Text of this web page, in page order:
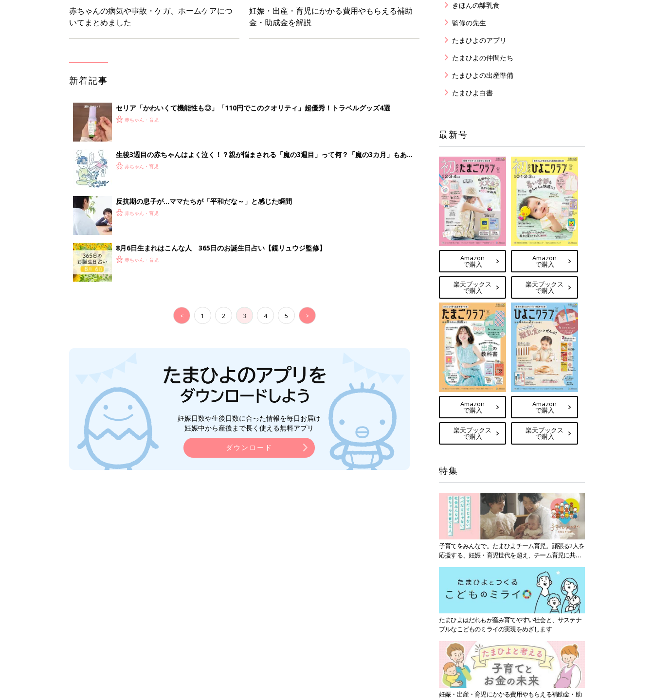
赤ちゃんの病気や事故・ケガ、ホームケアにつ
いてまとめました
妊娠・出産・育児にかかる費用やもらえる補助
金・助成金を解説
新着記事
セリア「かわいくて機能性も◎」「110円でこのクオリティ」超優秀！トラベルグッズ4選
赤ちゃん・育児
生後3週目の赤ちゃんはよく泣く！？親が悩まされる「魔の3週目」って何？「魔の3カ月」もある
って本当？【専門家】
赤ちゃん・育児
反抗期の息子が...ママたちが「平和だな～」と感じた瞬間
赤ちゃん・育児
8月6日生まれはこんな人 365日のお誕生日占い【鏡リュウジ監修】
赤ちゃん・育児
< 1 2 3 4 5 >
妊娠日数や生後日数に合った情報を毎日お届け
妊娠中から産後まで長く使える無料アプリ
ダウンロード
きほんの離乳食
監修の先生
たまひよのアプリ
たまひよの仲間たち
たまひよの出産準備
たまひよ白書
最新号
Amazon
で購入
楽天ブックス
で購入
Amazon
で購入
楽天ブックス
で購入
Amazon
で購入
楽天ブックス
で購入
Amazon
で購入
楽天ブックス
で購入
特集
子育てをみんなで。たまひよチーム育児。頑張る2人を
応援する、妊娠・育児世代を超え、チーム育児に共感
たまひよはだれもが産み育てやすい社会と、サステナ
ブルなこどものミライの実現をめざします
妊娠・出産・育児にかかる費用やもらえる補助金・助